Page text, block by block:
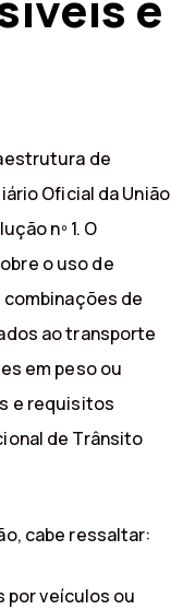
de
Oficial da União
nº 1. O
o uso de
de
ao transporte
em peso ou
e requisitos
de Trânsito
cabe ressaltar:
por veículos ou